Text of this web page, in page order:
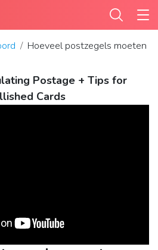
Hoeveel postzegels moeten
Postage + Tips for
Cards